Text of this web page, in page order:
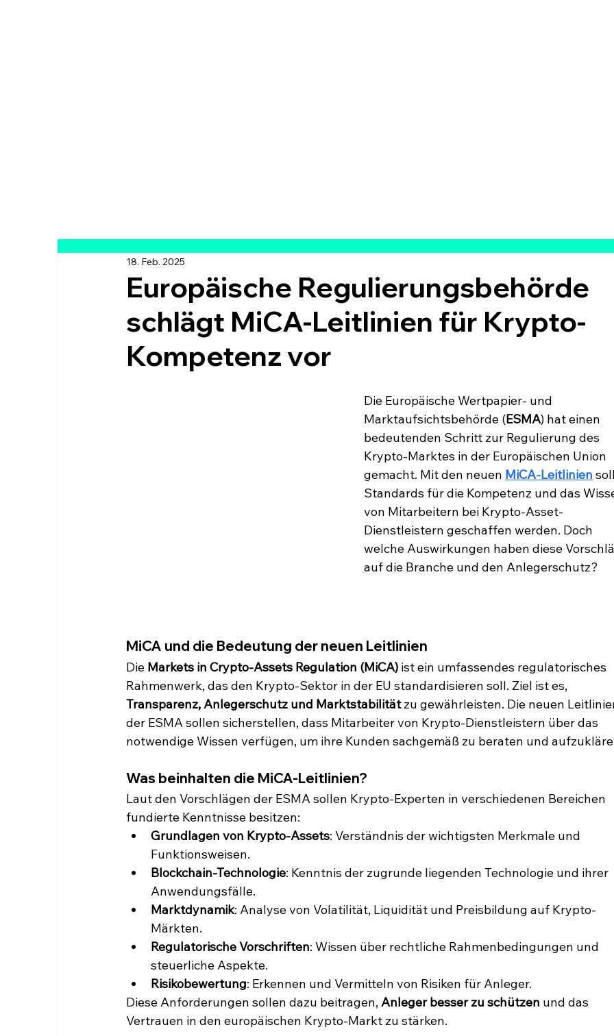
Europäische Regulierungsbehörde
schlägt MiCA-Leitlinien für Krypto-
Kompetenz vor
18. Feb. 2025
Die Europäische Wertpapier- und
Marktaufsichtsbehörde (ESMA) hat einen
bedeutenden Schritt zur Regulierung des
Krypto-Marktes in der Europäischen Union
gemacht. Mit den neuen MiCA-Leitlinien
Standards für die Kompetenz und das
von Mitarbeitern bei Krypto-Asset-
Dienstleistern geschaffen werden. Doch
welche Auswirkungen haben diese
auf die Branche und den Anlegerschutz?
MiCA und die Bedeutung der neuen Leitlinien
Die Markets in Crypto-Assets Regulation (MiCA) ist ein umfassendes regulatorisches
Rahmenwerk, das den Krypto-Sektor in der EU standardisieren soll. Ziel ist es,
Transparenz, Anlegerschutz und Marktstabilität zu gewährleisten. Die neuen
der ESMA sollen sicherstellen, dass Mitarbeiter von Krypto-Dienstleistern über das
notwendige Wissen verfügen, um ihre Kunden sachgemäß zu beraten und
Was beinhalten die MiCA-Leitlinien?
Laut den Vorschlägen der ESMA sollen Krypto-Experten in verschiedenen Bereichen
fundierte Kenntnisse besitzen:
Grundlagen von Krypto-Assets: Verständnis der wichtigsten Merkmale und
Funktionsweisen.
Blockchain-Technologie: Kenntnis der zugrunde liegenden Technologie und ihrer
Anwendungsfälle.
Marktdynamik: Analyse von Volatilität, Liquidität und Preisbildung auf Krypto-
Märkten.
Regulatorische Vorschriften: Wissen über rechtliche Rahmenbedingungen und
steuerliche Aspekte.
Risikobewertung: Erkennen und Vermitteln von Risiken für Anleger.
Diese Anforderungen sollen dazu beitragen, Anleger besser zu schützen und das
Vertrauen in den europäischen Krypto-Markt zu stärken.